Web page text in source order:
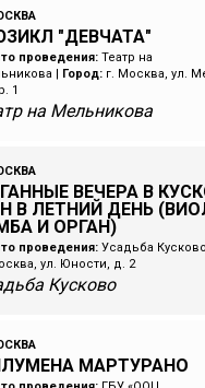
"ДЕВЧАТА"
проведения: Театр на
Город: г. Москва, ул.
1
на Мельникова
ВЕЧЕРА В
В ЛЕТНИЙ ДЕНЬ
И ОРГАН)
проведения: Усадьба Кусково
ул. Юности, д. 2
Кусково
МАРТУРАНО